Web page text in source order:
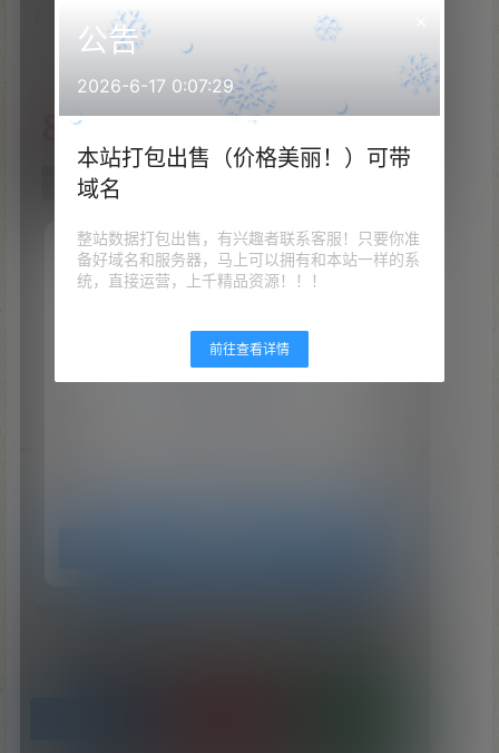
公告
2026-6-17 0:07:29
本站打包出售（价格美丽！）可带
域名
整站数据打包出售，有兴趣者联系客服！只要你准
备好域名和服务器，马上可以拥有和本站一样的系
统，直接运营，上千精品资源！！！
前往查看详情